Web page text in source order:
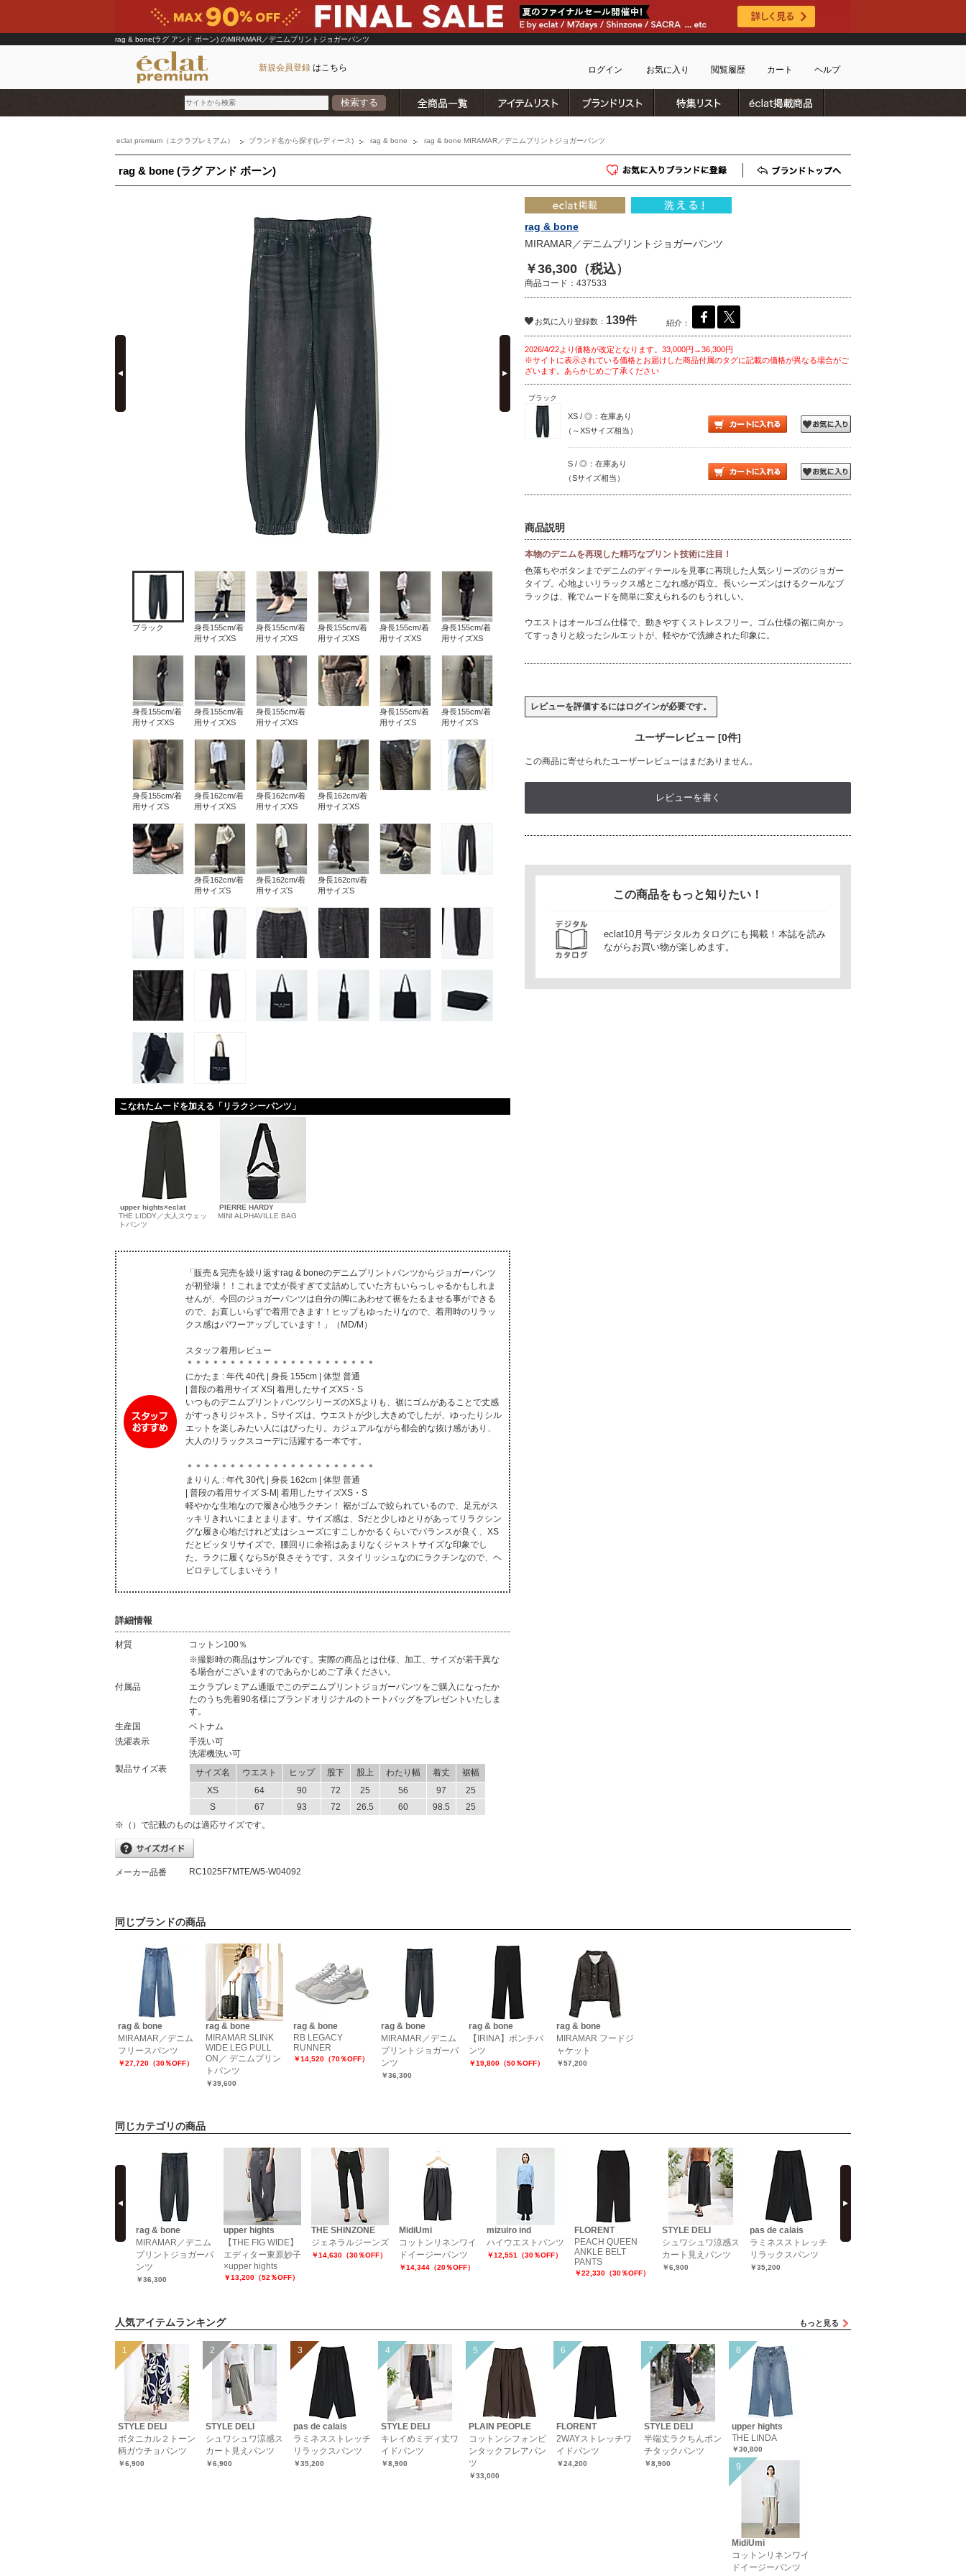
rag & bone(ラグ アンド ボーン) のMIRAMAR／デニムプリントジョガーパンツ
新規会員登録 はこちら ログイン お気に入り 閲覧履歴 カート ヘルプ
キャンセルについて
返品・交換について
検索する
ブランド
カテゴリ
雑誌･書籍(一緒に買うと送料無料)
eclat premium（エクラプレミアム） ブランド名から探す(レディース) rag & bone rag & bone MIRAMAR／デニムプリントジョガーパンツ
rag & bone (ラグ アンド ボーン)
お気に入りブランド登録
ブラック
身長155cm/着
用サイズXS
身長155cm/着
用サイズXS
身長155cm/着
用サイズXS
身長155cm/着
用サイズXS
身長155cm/着
用サイズXS
身長155cm/着
用サイズXS
身長155cm/着
用サイズXS
身長155cm/着
用サイズXS
身長155cm/着
用サイズS
身長155cm/着
用サイズS
身長155cm/着
用サイズS
身長162cm/着
用サイズXS
身長162cm/着
用サイズXS
身長162cm/着
用サイズXS
身長162cm/着
用サイズS
身長162cm/着
用サイズS
身長162cm/着
用サイズS
こなれたムードを加える「リラクシーパンツ」
upper hights×eclat
THE LIDDY／大人スウェッ
トパンツ
PIERRE HARDY
MINI ALPHAVILLE BAG
「販売＆完売を繰り返すrag & boneのデニムプリントパンツからジョガーパンツ
が初登場！！これまで丈が長すぎて丈詰めしていた方もいらっしゃるかもしれま
せんが、今回のジョガーパンツは自分の脚にあわせて裾をたるませる事ができる
ので、お直しいらずで着用できます！ヒップもゆったりなので、着用時のリラッ
クス感はパワーアップしています！」（MD/M）
スタッフ着用レビュー
＊＊＊＊＊＊＊＊＊＊＊＊＊＊＊＊＊＊＊＊＊＊
にかたま : 年代 40代 | 身長 155cm | 体型 普通
| 普段の着用サイズ XS| 着用したサイズXS・S
いつものデニムプリントパンツシリーズのXSよりも、裾にゴムがあることで丈感
がすっきりジャスト。Sサイズは、ウエストが少し大きめでしたが、ゆったりシル
エットを楽しみたい人にはぴったり。カジュアルながら都会的な抜け感があり、
大人のリラックスコーデに活躍する一本です。
＊＊＊＊＊＊＊＊＊＊＊＊＊＊＊＊＊＊＊＊＊＊
まりりん : 年代 30代 | 身長 162cm | 体型 普通
| 普段の着用サイズ S-M| 着用したサイズXS・S
軽やかな生地なので履き心地ラクチン！ 裾がゴムで絞られているので、足元がス
ッキリきれいにまとまります。サイズ感は、Sだと少しゆとりがあってリラクシン
グな履き心地だけれど丈はシューズにすこしかかるくらいでバランスが良く、XS
だとピッタリサイズで、腰回りに余裕はあまりなくジャストサイズな印象でし
た。ラクに履くならSが良さそうです。スタイリッシュなのにラクチンなので、ヘ
ビロテしてしまいそう！
詳細情報
材質
コットン100％
※撮影時の商品はサンプルです。実際の商品とは仕様、加工、サイズが若干異な
る場合がございますのであらかじめご了承ください。
付属品
エクラプレミアム通販でこのデニムプリントジョガーパンツをご購入になったか
たのうち先着90名様にブランドオリジナルのトートバッグをプレゼントいたしま
す。
生産国
ベトナム
洗濯表示
手洗い可
洗濯機洗い可
製品サイズ表
サイズ名 ウエスト ヒップ 股下 股上 わたり幅 着丈
裾幅
XS
64 90 72 25 56 97
25
S
67 93 72 26.5 60 98.5
25
※（）で記載のものは適応サイズです。
メーカー品番 RC1025F7MTE/W5-W04092
rag & bone
MIRAMAR／デニムプリントジョガーパンツ
￥36,300（税込）
商品コード：437533
お気に入り登録数： 139件 紹介：
2026/4/22より価格が改定となります。33,000円→36,300円
※サイトに表示されている価格とお届けした商品付属のタグに記載の価格が異なる場合がご
ざいます。あらかじめご了承ください
ブラック
XS / ◎：在庫あり
（～XSサイズ相当）
S / ◎：在庫あり
（Sサイズ相当）
商品説明
本物のデニムを再現した精巧なプリント技術に注目！
色落ちやボタンまでデニムのディテールを見事に再現した人気シリーズのジョガー
タイプ。心地よいリラックス感とこなれ感が両立。長いシーズンはけるクールなブ
ラックは、靴でムードを簡単に変えられるのもうれしい。
ウエストはオールゴム仕様で、動きやすくストレスフリー。ゴム仕様の裾に向かっ
てすっきりと絞ったシルエットが、軽やかで洗練された印象に。
レビューを評価するにはログインが必要です。
ユーザーレビュー [0件]
この商品に寄せられたユーザーレビューはまだありません。
レビューを書く
この商品をもっと知りたい！
eclat10月号デジタルカタログにも掲載！本誌を読み
ながらお買い物が楽しめます。
同じブランドの商品
rag & bone
MIRAMAR／デニム
フリースパンツ
￥27,720（30％OFF）
rag & bone
MIRAMAR SLINK
WIDE LEG PULL
ON／ デニムプリン
トパンツ
￥39,600
rag & bone
RB LEGACY
RUNNER
￥14,520（70％OFF）
rag & bone
MIRAMAR／デニム
プリントジョガーパ
ンツ
￥36,300
rag & bone
【IRINA】ポンチパ
ンツ
￥19,800（50％OFF）
rag & bone
MIRAMAR フードジ
ャケット
￥57,200
同じカテゴリの商品
25AW マテリアル
rag & bone
MIRAMAR／デニム
プリントジョガーパ
ンツ
￥36,300
upper hights
【THE FIG WIDE】
エディター東原妙子
×upper hights
￥13,200（52％OFF）
THE SHINZONE
ジェネラルジーンズ
￥14,630（30％OFF）
MidiUmi
コットンリネンワイ
ドイージーパンツ
￥14,344（20％OFF）
mizuiro ind
ハイウエストパンツ
￥12,551（30％OFF）
FLORENT
PEACH QUEEN
ANKLE BELT
PANTS
￥22,330（30％OFF）
STYLE DELI
シュワシュワ涼感ス
カート見えパンツ
￥6,900
pas de calais
ラミネスストレッチ
リラックスパンツ
￥35,200
キレイめミディ丈ワ
人気アイテムランキング
STYLE DELI
ボタニカル２トーン
柄ガウチョパンツ
￥6,900
STYLE DELI
シュワシュワ涼感ス
カート見えパンツ
￥6,900
pas de calais
ラミネスストレッチ
リラックスパンツ
￥35,200
STYLE DELI
キレイめミディ丈ワ
イドパンツ
￥8,900
PLAIN PEOPLE
コットンシフォンピ
ンタックフレアパン
ツ
￥33,000
FLORENT
2WAYストレッチワ
イドパンツ
￥24,200
STYLE DELI
半端丈ラクちんポン
チタックパンツ
￥8,900
upper hights
THE LINDA
￥30,800
MidiUmi
コットンリネンワイ
ドイージーパンツ
もっと見る